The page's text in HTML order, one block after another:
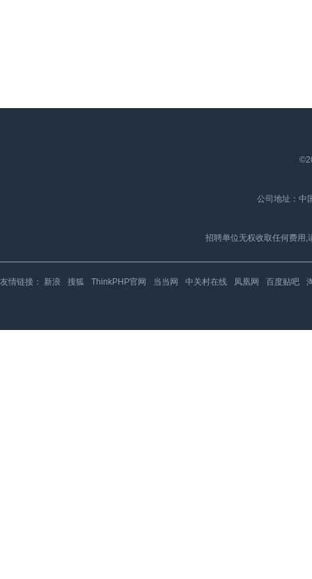
公司地址：中
招聘单位无权收取任何费用,
友情链接： 新浪 搜狐 ThinkPHP官网 当当网 中关村在线 凤凰网 百度贴吧